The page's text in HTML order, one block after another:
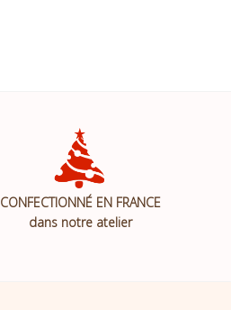
CONFECTIONNÉ EN FRANCE
dans notre atelier